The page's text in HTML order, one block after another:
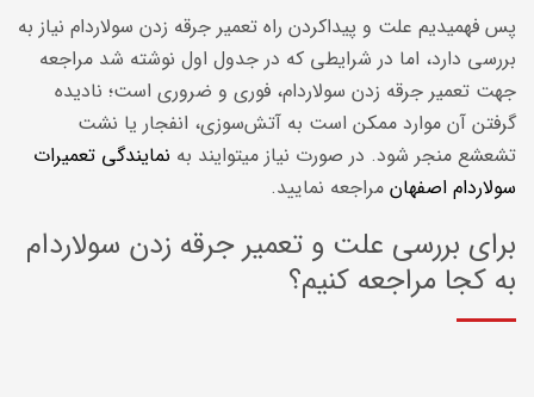
پس فهمیدیم علت و پیداکردن راه تعمیر جرقه زدن سولاردام نیاز به
بررسی دارد، اما در شرایطی که در جدول اول نوشته شد مراجعه
جهت تعمیر جرقه زدن سولاردام، فوری و ضروری است؛ نادیده
گرفتن آن موارد ممکن است به آتش‌سوزی، انفجار یا نشت
تشعشع منجر شود. در صورت نیاز میتوایند به نمایندگی تعمیرات
سولاردام اصفهان مراجعه نمایید.
برای بررسی علت و تعمیر جرقه زدن سولاردام
به کجا مراجعه کنیم؟